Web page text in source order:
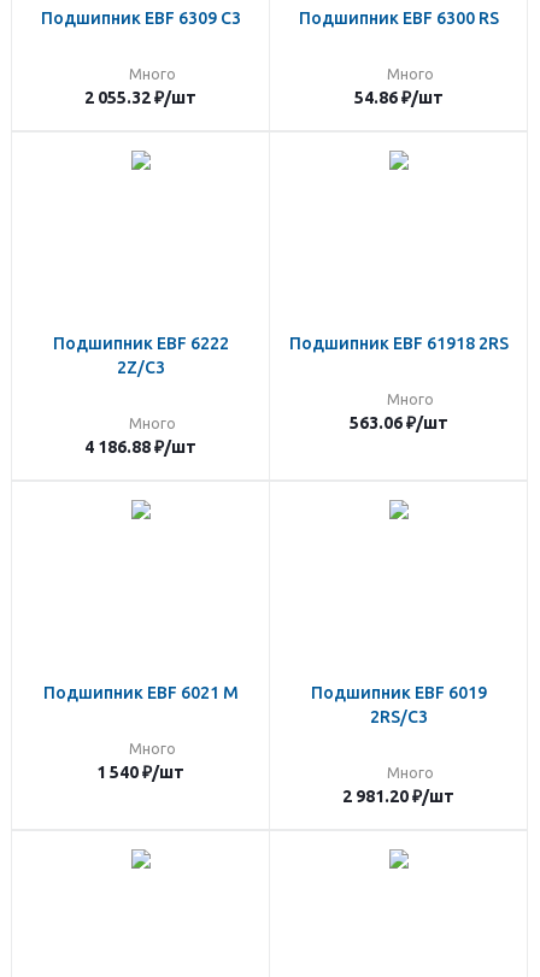
Подшипник EBF 6309 C3
Много
2 055.32₽/шт
Подшипник EBF 6300 RS
Много
54.86₽/шт
Подшипник EBF 6222
2Z/C3
Много
4 186.88₽/шт
Подшипник EBF 61918 2RS
Много
563.06₽/шт
Подшипник EBF 6021 M
Много
1 540₽/шт
Подшипник EBF 6019
2RS/C3
Много
2 981.20₽/шт